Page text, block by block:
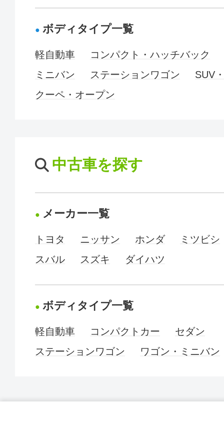
ボディタイプ一覧
軽自動車
コンパクト・ハッチバック
ミニバン
ステーションワゴン
SUV
クーペ・オープン
中古車を探す
メーカー一覧
トヨタ ニッサン ホンダ
ミツビシ
スバル
スズキ ダイハツ
ボディタイプ一覧
軽自動車 コンパクトカー
セダン
ステーションワゴン
ワゴン・ミニバン